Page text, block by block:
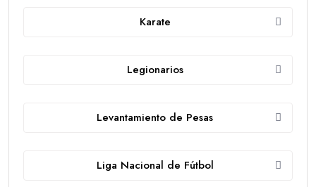
Karate
Legionarios
Levantamiento de Pesas
Liga Nacional de Fútbol